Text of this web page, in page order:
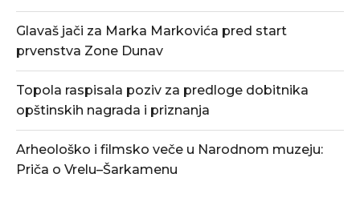
Glavaš jači za Marka Markovića pred start
prvenstva Zone Dunav
Topola raspisala poziv za predloge dobitnika
opštinskih nagrada i priznanja
Arheološko i filmsko veče u Narodnom muzeju:
Priča o Vrelu–Šarkamenu